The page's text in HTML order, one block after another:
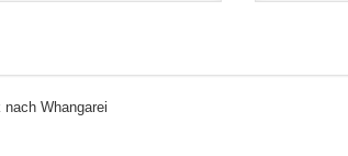
nach Whangarei